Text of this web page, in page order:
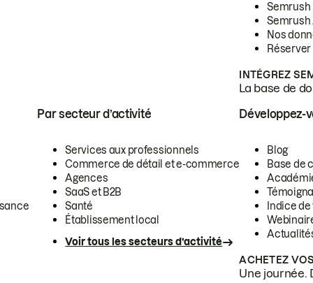
Semrush
Semrush
Nos
INTÉGREZ
La base de
Par secteur d’activité
Services aux professionnels
Commerce de détail et e-commerce
Agences
SaaS et B2B
Santé
Établissement local
Voir tous les secteurs d’activité
Développez-
Blog
Base de
Indice
ACHETEZ
Une journée.